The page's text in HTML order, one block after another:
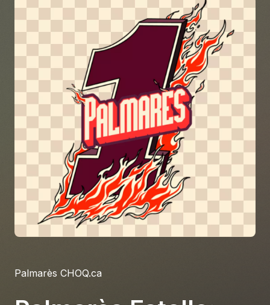
Balados
Reportages
Palmarès
À propos
S'impliquer
Carrière
Location studio
Palmarès CHOQ.ca